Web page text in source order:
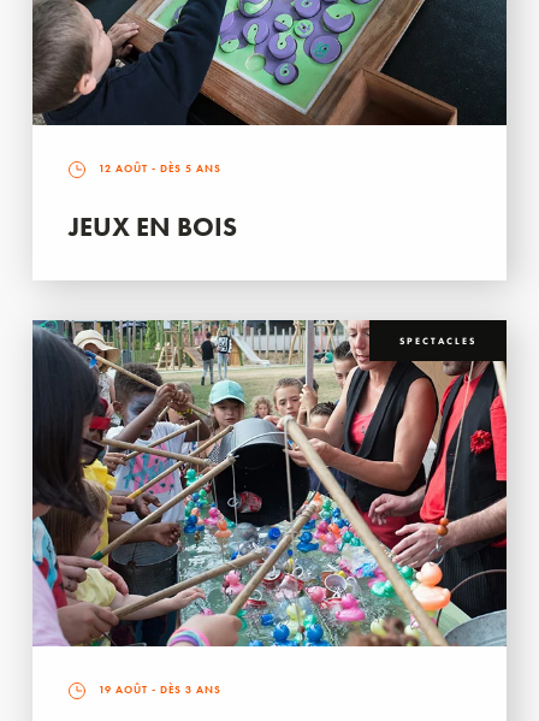
12 AOÛT - DÈS 5 ANS
JEUX EN BOIS
SPECTACLES
19 AOÛT - DÈS 3 ANS